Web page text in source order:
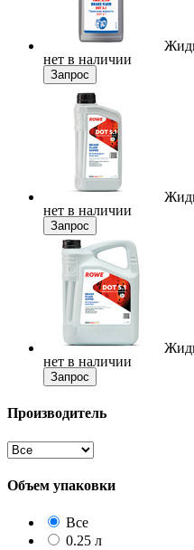
нет в наличии
Запрос
нет в наличии
Запрос
нет в наличии
Запрос
Производитель
Объем упаковки
Все
0.25 л